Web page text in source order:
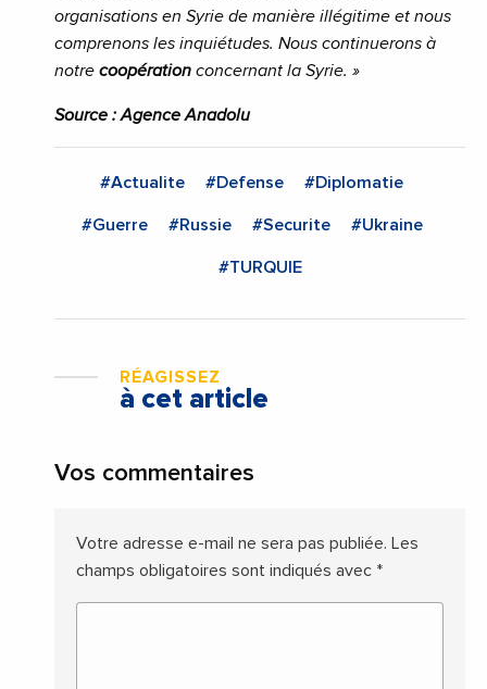
organisations en Syrie de manière illégitime et nous
comprenons les inquiétudes. Nous continuerons à
notre coopération concernant la Syrie. »
Source : Agence Anadolu
#Actualite #Defense #Diplomatie
#Guerre #Russie #Securite #Ukraine
#TURQUIE
RÉAGISSEZ
à cet article
Vos commentaires
Votre adresse e-mail ne sera pas publiée. Les
champs obligatoires sont indiqués avec *